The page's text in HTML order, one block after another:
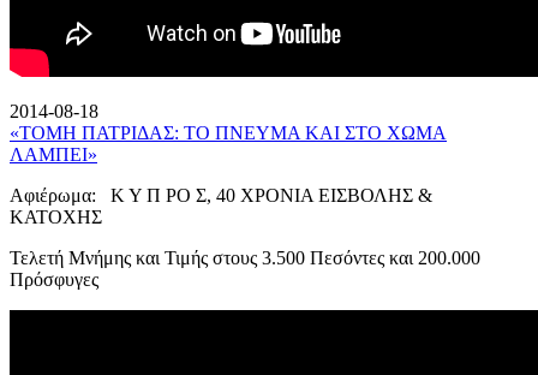
2014-08-18
«ΤΟΜΗ ΠΑΤΡΙΔΑΣ: ΤΟ ΠΝΕΥΜΑ ΚΑΙ ΣΤΟ ΧΩΜΑ
ΛΑΜΠΕΙ»
Αφιέρωμα: Κ Υ Π ΡΟ Σ, 40 ΧΡΟΝΙΑ ΕΙΣΒΟΛΗΣ &
ΚΑΤΟΧΗΣ
Τελετή Μνήμης και Τιμής στους 3.500 Πεσόντες και 200.000
Πρόσφυγες